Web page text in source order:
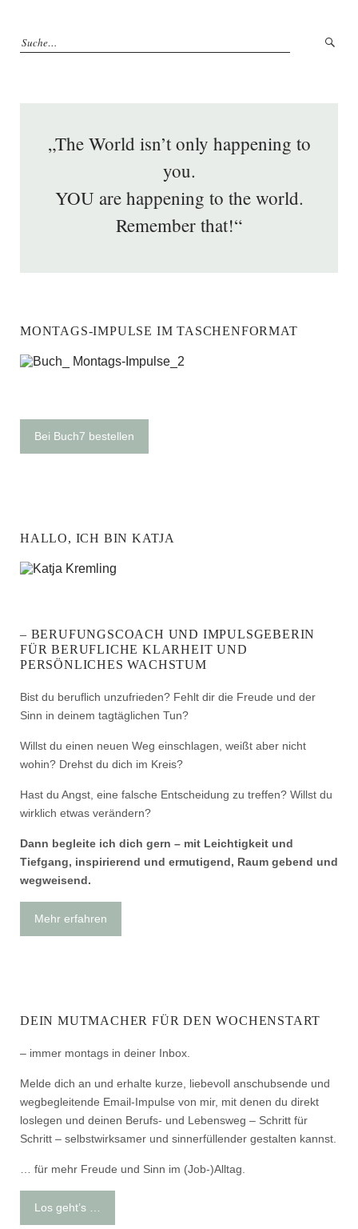
„The World isn’t only happening to
you.
YOU are happening to the world.
Remember that!“
MONTAGS-IMPULSE IM TASCHENFORMAT
Bei Buch7 bestellen
HALLO, ICH BIN KATJA
– BERUFUNGSCOACH UND IMPULSGEBERIN
FÜR BERUFLICHE KLARHEIT UND
PERSÖNLICHES WACHSTUM
Bist du beruflich unzufrieden? Fehlt dir die Freude und der
Sinn in deinem tagtäglichen Tun?
Willst du einen neuen Weg einschlagen, weißt aber nicht
wohin? Drehst du dich im Kreis?
Hast du Angst, eine falsche Entscheidung zu treffen? Willst du
wirklich etwas verändern?
Dann begleite ich dich gern – mit Leichtigkeit und
Tiefgang, inspirierend und ermutigend, Raum gebend und
wegweisend.
Mehr erfahren
DEIN MUTMACHER FÜR DEN WOCHENSTART
– immer montags in deiner Inbox.
Melde dich an und erhalte kurze, liebevoll anschubsende und
wegbegleitende Email-Impulse von mir, mit denen du direkt
loslegen und deinen Berufs- und Lebensweg – Schritt für
Schritt – selbstwirksamer und sinnerfüllender gestalten kannst.
… für mehr Freude und Sinn im (Job-)Alltag.
Los geht’s …